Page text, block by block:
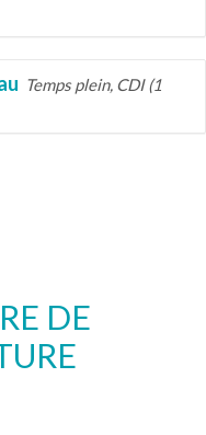
Temps plein, CDI (1
DE